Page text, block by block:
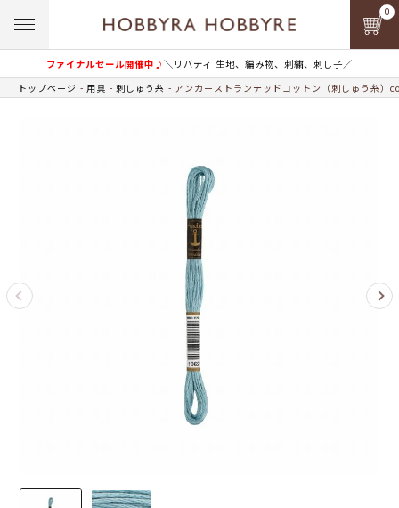
ファイナルセール開催中♪＼リバティ 生地、編み物、刺繍、刺し子／
0
トップページ 用具 刺しゅう糸 アンカーストランテッドコットン（刺しゅう糸）